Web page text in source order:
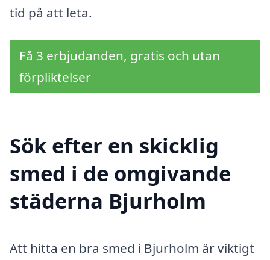
tid på att leta.
Få 3 erbjudanden, gratis och utan
förpliktelser
Sök efter en skicklig
smed i de omgivande
städerna Bjurholm
Att hitta en bra smed i Bjurholm är viktigt